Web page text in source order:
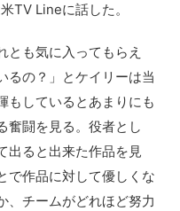
TV Lineに話した。
も気に入ってもらえ
の？」とケイリーは当
もしているとあまりにも
奮闘を見る。役者とし
出ると出来た作品を見
で作品に対して優しくな
、チームがどれほど努力